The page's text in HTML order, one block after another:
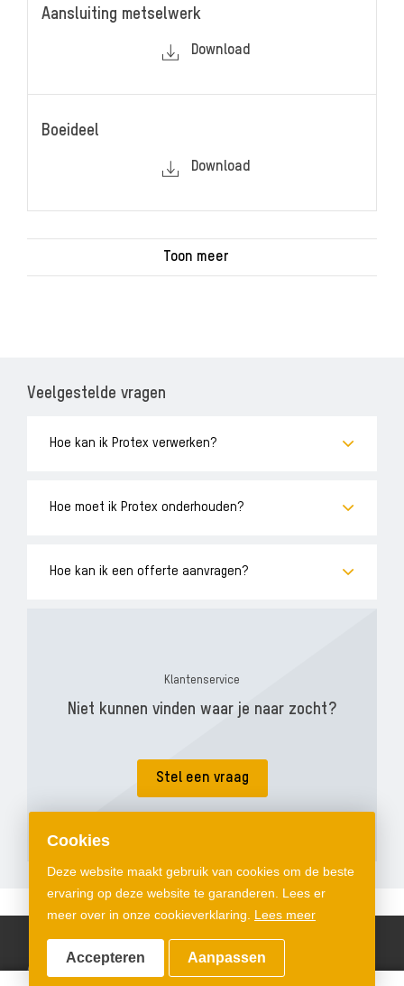
Cookies
Deze website maakt gebruik van cookies om de beste
ervaring op deze website te garanderen. Lees er
meer over in onze cookieverklaring. Lees meer
Accepteren Aanpassen
Aansluiting metselwerk
Download
Boeideel
Download
Toon meer
Veelgestelde vragen
Hoe kan ik Protex verwerken?
Hoe moet ik Protex onderhouden?
Hoe kan ik een offerte aanvragen?
Klantenservice
Niet kunnen vinden waar je naar zocht?
Stel een vraag
Algemene voorwaarden